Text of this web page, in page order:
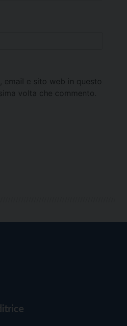
email e sito web in questo
volta che commento.